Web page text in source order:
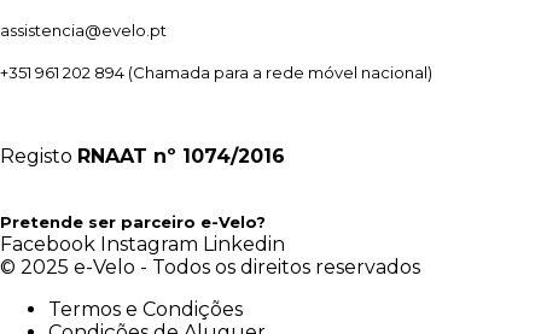
assistencia@evelo.pt
+351 961 202 894 (Chamada para a rede móvel nacional)
Registo RNAAT nº 1074/2016
Pretende ser parceiro e-Velo?
Facebook Instagram Linkedin
© 2025 e-Velo - Todos os direitos reservados
Termos e Condições